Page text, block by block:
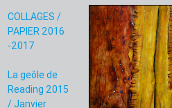
COLLAGES /
PAPIER 2016
-2017
La geôle de
Reading 2015
/ Janvier